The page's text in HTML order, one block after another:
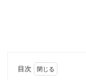
目次